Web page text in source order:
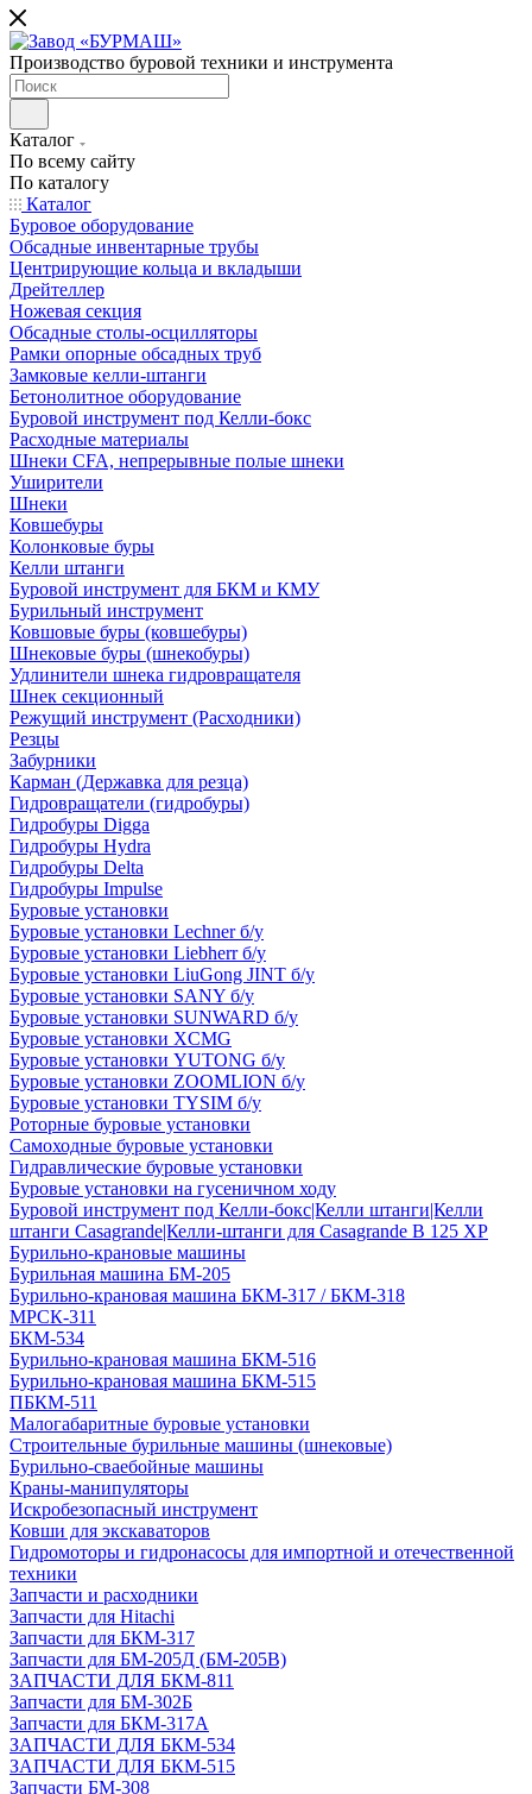
Производство буровой техники и инструмента
Каталог
По всему сайту
По каталогу
Каталог
Буровое оборудование
Обсадные инвентарные трубы
Центрирующие кольца и вкладыши
Дрейтеллер
Ножевая секция
Обсадные столы-осцилляторы
Рамки опорные обсадных труб
Замковые келли-штанги
Бетонолитное оборудование
Буровой инструмент под Келли-бокс
Расходные материалы
Шнеки CFA, непрерывные полые шнеки
Уширители
Шнеки
Ковшебуры
Колонковые буры
Келли штанги
Буровой инструмент для БКМ и КМУ
Бурильный инструмент
Ковшовые буры (ковшебуры)
Шнековые буры (шнекобуры)
Удлинители шнека гидровращателя
Шнек секционный
Режущий инструмент (Расходники)
Резцы
Забурники
Карман (Державка для резца)
Гидровращатели (гидробуры)
Гидробуры Digga
Гидробуры Hydra
Гидробуры Delta
Гидробуры Impulse
Буровые установки
Буровые установки Lechner б/у
Буровые установки Liebherr б/у
Буровые установки LiuGong JINT б/у
Буровые установки SANY б/у
Буровые установки SUNWARD б/у
Буровые установки XCMG
Буровые установки YUTONG б/у
Буровые установки ZOOMLION б/у
Буровые установки TYSIM б/у
Роторные буровые установки
Самоходные буровые установки
Гидравлические буровые установки
Буровые установки на гусеничном ходу
Буровой инструмент под Келли-бокс|Келли штанги|Келли
штанги Casagrande|Келли-штанги для Casagrande B 125 XP
Бурильно-крановые машины
Бурильная машина БМ-205
Бурильно-крановая машина БКМ-317 / БКМ-318
МРСК-311
БКМ-534
Бурильно-крановая машина БКМ-516
Бурильно-крановая машина БКМ-515
ПБКМ-511
Малогабаритные буровые установки
Строительные бурильные машины (шнековые)
Бурильно-сваебойные машины
Краны-манипуляторы
Искробезопасный инструмент
Ковши для экскаваторов
Гидромоторы и гидронасосы для импортной и отечественной
техники
Запчасти и расходники
Запчасти для Hitachi
Запчасти для БКМ-317
Запчасти для БМ-205Д (БМ-205В)
ЗАПЧАСТИ ДЛЯ БКМ-811
Запчасти для БМ-302Б
Запчасти для БКМ-317А
ЗАПЧАСТИ ДЛЯ БКМ-534
ЗАПЧАСТИ ДЛЯ БКМ-515
Запчасти БМ-308